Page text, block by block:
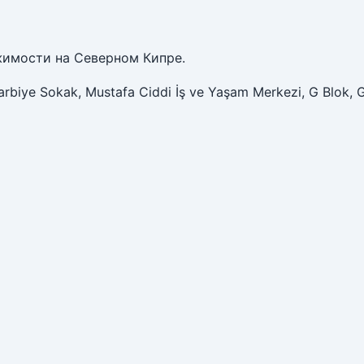
на Северном Кипре.
Sokak, Mustafa Ciddi İş ve Yaşam Merkezi, G Blok,